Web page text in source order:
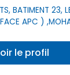
BATIMENT 23,
APC )
le profil